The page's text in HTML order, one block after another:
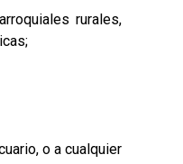
rurales,
o a cualquier